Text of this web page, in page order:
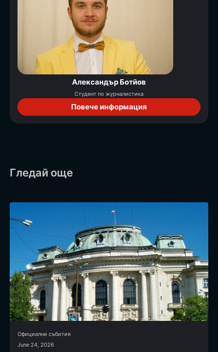
Александър Ботйов
Студент по журналистика
Повече информация
Гледай още
Официални събития
June 24, 2026